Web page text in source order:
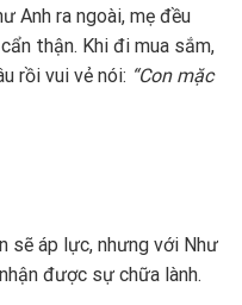
Anh ra ngoài, mẹ đều
thận. Khi đi mua sắm,
rồi vui vẻ nói: “Con mặc
sẽ áp lực, nhưng với Như
được sự chữa lành.